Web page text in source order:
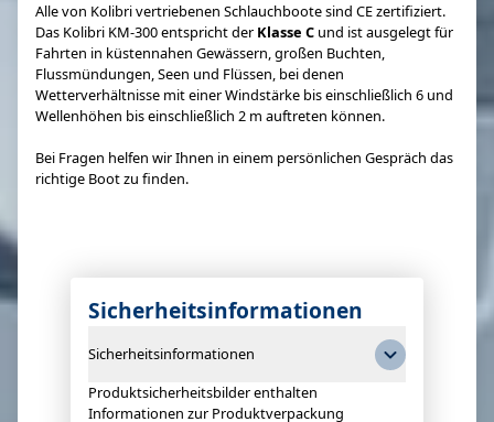
Alle von Kolibri vertriebenen Schlauchboote sind CE zertifiziert.
Das Kolibri KM-300 entspricht der Klasse C und ist ausgelegt für
Fahrten in küstennahen Gewässern, großen Buchten,
Flussmündungen, Seen und Flüssen, bei denen
Wetterverhältnisse mit einer Windstärke bis einschließlich 6 und
Wellenhöhen bis einschließlich 2 m auftreten können.
Bei Fragen helfen wir Ihnen in einem persönlichen Gespräch das
richtige Boot zu finden.
Sicherheitsinformationen
Sicherheitsinformationen
Produktsicherheitsbilder enthalten
Informationen zur Produktverpackung